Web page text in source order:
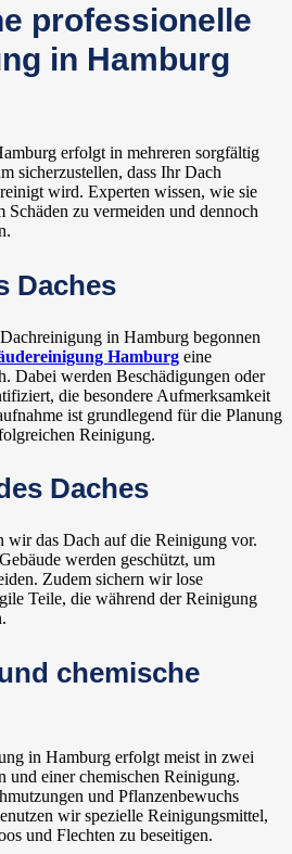
professionelle
in Hamburg
erfolgt in mehreren sorgfältig
sicherzustellen, dass Ihr Dach
wird. Experten wissen, wie sie
Schäden zu vermeiden und dennoch
Daches
in Hamburg begonnen
Hamburg eine
Dabei werden Beschädigungen oder
die besondere Aufmerksamkeit
ist grundlegend für die Planung
Reinigung.
Daches
wir das Dach auf die Reinigung vor.
werden geschützt, um
Zudem sichern wir lose
Teile, die während der Reinigung
chemische
in Hamburg erfolgt meist in zwei
und einer chemischen Reinigung.
und Pflanzenbewuchs
wir spezielle Reinigungsmittel,
und Flechten zu beseitigen.